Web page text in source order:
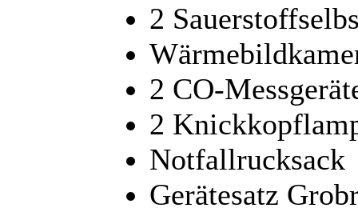
2
2 CO-
2
Notfallrucksack
Gerätesatz